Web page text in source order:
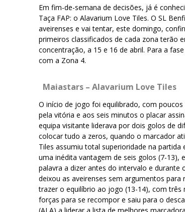
Em fim-de-semana de decisões, já é
Taça FAP: o Alavarium Love Tiles. O SL
aveirenses e vai tentar, este domingo,
primeiros classificados de cada zona terão
concentração, a 15 e 16 de abril. Para a
com a Zona 4.
Maiastars – Alavarium Love Tiles
O início de jogo foi equilibrado, com
pela vitória e aos seis minutos o placar
equipa visitante liderava por dois golos de
colocar tudo a zeros, quando o marcador
Tiles assumiu total superioridade na
uma inédita vantagem de seis golos (7-13),
palavra a dizer antes do intervalo e
deixou as aveirenses sem argumentos
trazer o equilíbrio ao jogo (13-14), com
forças para se recompor e saiu para o